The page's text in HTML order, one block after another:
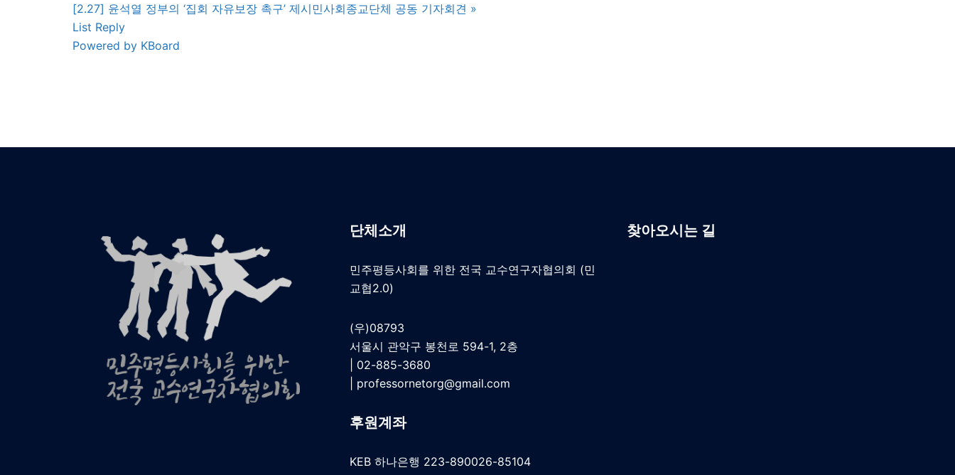
[2.27] 윤석열 정부의 ‘집회 자유보장 촉구’ 제시민사회종교단체 공동 기자회견 »
List Reply
Powered by KBoard
단체소개
민주평등사회를 위한 전국 교수연구자협의회 (민
교협2.0)
(우)08793
서울시 관악구 봉천로 594-1, 2층
| 02-885-3680
professornetorg@gmail.com
후원계좌
KEB 하나은행 223-890026-85104
찾아오시는 길